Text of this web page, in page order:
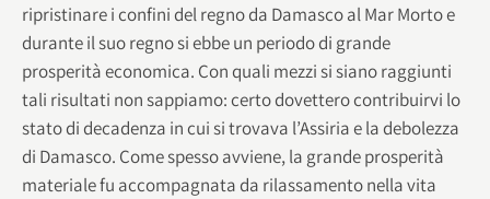
ripristinare i confini del regno da Damasco al Mar Morto e
durante il suo regno si ebbe un periodo di grande
prosperità economica. Con quali mezzi si siano raggiunti
tali risultati non sappiamo: certo dovettero contribuirvi lo
stato di decadenza in cui si trovava l’Assiria e la debolezza
di Damasco. Come spesso avviene, la grande prosperità
materiale fu accompagnata da rilassamento nella vita